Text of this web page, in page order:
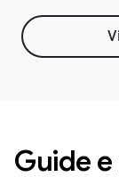
Guide